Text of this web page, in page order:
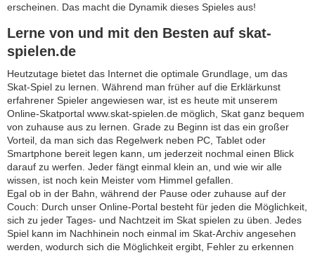
erscheinen. Das macht die Dynamik dieses Spieles aus!
Lerne von und mit den Besten auf skat-
spielen.de
Heutzutage bietet das Internet die optimale Grundlage, um das
Skat-Spiel zu lernen. Während man früher auf die Erklärkunst
erfahrener Spieler angewiesen war, ist es heute mit unserem
Online-Skatportal www.skat-spielen.de möglich, Skat ganz bequem
von zuhause aus zu lernen. Grade zu Beginn ist das ein großer
Vorteil, da man sich das Regelwerk neben PC, Tablet oder
Smartphone bereit legen kann, um jederzeit nochmal einen Blick
darauf zu werfen. Jeder fängt einmal klein an, und wie wir alle
wissen, ist noch kein Meister vom Himmel gefallen.
Egal ob in der Bahn, während der Pause oder zuhause auf der
Couch: Durch unser Online-Portal besteht für jeden die Möglichkeit,
sich zu jeder Tages- und Nachtzeit im Skat spielen zu üben. Jedes
Spiel kann im Nachhinein noch einmal im Skat-Archiv angesehen
werden, wodurch sich die Möglichkeit ergibt, Fehler zu erkennen